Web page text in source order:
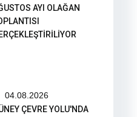
AYI OLAĞAN
04.08.2026
ÇEVRE YOLU'NDA